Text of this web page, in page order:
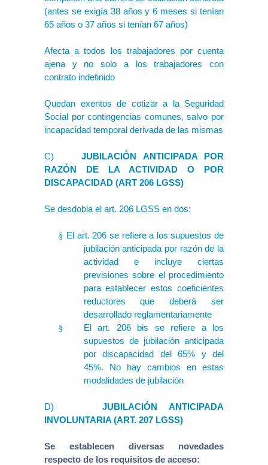
(antes se exigía 38 años y 6 meses si tenían
65 años o 37 años si tenían 67 años)
Afecta a todos los trabajadores por cuenta
ajena y no solo a los trabajadores con
contrato indefinido
Quedan exentos de cotizar a la Seguridad
Social por contingencias comunes, salvo por
incapacidad temporal derivada de las mismas
C) JUBILACIÓN ANTICIPADA POR
RAZÓN DE LA ACTIVIDAD O POR
DISCAPACIDAD (ART 206 LGSS)
Se desdobla el art. 206 LGSS en dos:
§ El art. 206 se refiere a los supuestos de
jubilación anticipada por razón de la
actividad e incluye ciertas
previsiones sobre el procedimiento
para establecer estos coeficientes
reductores que deberá ser
desarrollado reglamentariamente
§
El art. 206 bis se refiere a los
supuestos de jubilación anticipada
por discapacidad del 65% y del
45%. No hay cambios en estas
modalidades de jubilación
D) JUBILACIÓN ANTICIPADA
INVOLUNTARIA (ART. 207 LGSS)
Se establecen diversas novedades
respecto de los requisitos de acceso: